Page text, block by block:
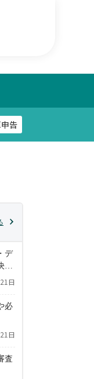
告
デ
め
日
必
日
査